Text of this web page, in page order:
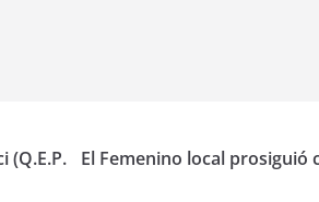
(Q.E.P.
El Femenino local prosiguió